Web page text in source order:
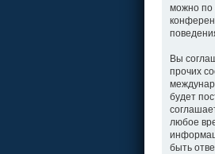
можно по
Вы
прочих
будет
любое
быть